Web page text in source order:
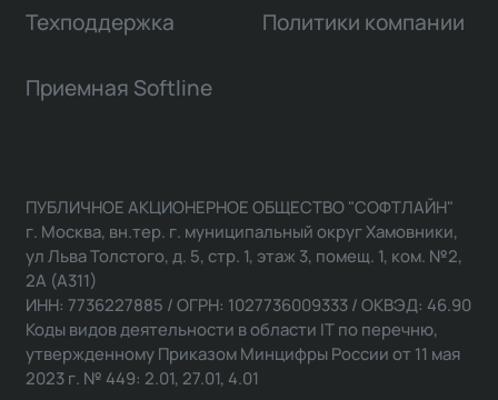
Техподдержка Политики компании
Приемная Softline
ПУБЛИЧНОЕ АКЦИОНЕРНОЕ ОБЩЕСТВО "СОФТЛАЙН"
г. Москва, вн.тер. г. муниципальный округ Хамовники,
ул Льва Толстого, д. 5, стр. 1, этаж 3, помещ. 1, ком. №2,
2А (А311)
ИНН: 7736227885 / ОГРН: 1027736009333 / ОКВЭД: 46.90
Коды видов деятельности в области IT по перечню,
утвержденному Приказом Минцифры России от 11 мая
2023 г. № 449: 2.01, 27.01, 4.01